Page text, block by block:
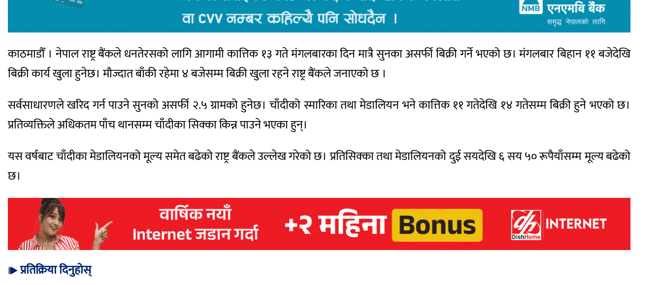
काठमाडौँ । नेपाल राष्ट्र बैंकले धनतेरसको लागि आगामी कात्तिक १३ गते मंगलबारका दिन मात्रै सुनका असर्फी बिक्री गर्ने भएको छ। मंगलबार बिहान ११ बजेदेखि
बिक्री कार्य खुला हुनेछ। मौज्दात बाँकी रहेमा ४ बजेसम्म बिक्री खुला रहने राष्ट्र बैंकले जनाएको छ ।
सर्वसाधारणले खरिद गर्न पाउने सुनको असर्फी २.५ ग्रामको हुनेछ। चाँदीको स्मारिका तथा मेडालियन भने कात्तिक ११ गतेदेखि १४ गतेसम्म बिक्री हुने भएको छ।
प्रतिव्यक्तिले अधिकतम पाँच थानसम्म चाँदीका सिक्का किन्न पाउने भएका हुन्।
यस वर्षबाट चाँदीका मेडालियनको मूल्य समेत बढेको राष्ट्र बैंकले उल्लेख गरेको छ। प्रतिसिक्का तथा मेडालियनको दुई सयदेखि ६ सय ५० रूपैयाँसम्म मूल्य बढेको
छ।
प्रतिक्रिया दिनुहोस्